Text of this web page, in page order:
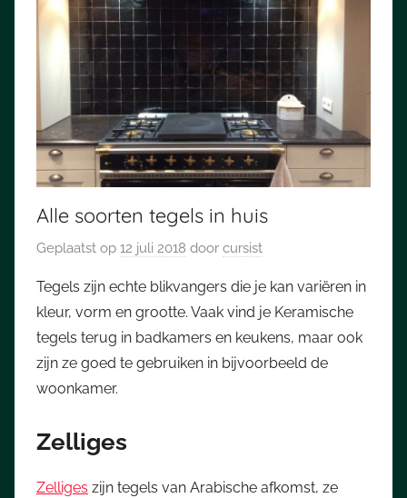
Alle soorten tegels in huis
Geplaatst op 12 juli 2018 door cursist
Tegels zijn echte blikvangers die je kan variëren in
kleur, vorm en grootte. Vaak vind je Keramische
tegels terug in badkamers en keukens, maar ook
zijn ze goed te gebruiken in bijvoorbeeld de
woonkamer.
Zelliges
Zelliges zijn tegels van Arabische afkomst, ze